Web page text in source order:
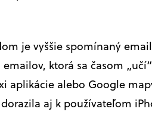
je vyššie spomínaný
ktorá sa časom
aplikácie alebo Google
aj k používateľom